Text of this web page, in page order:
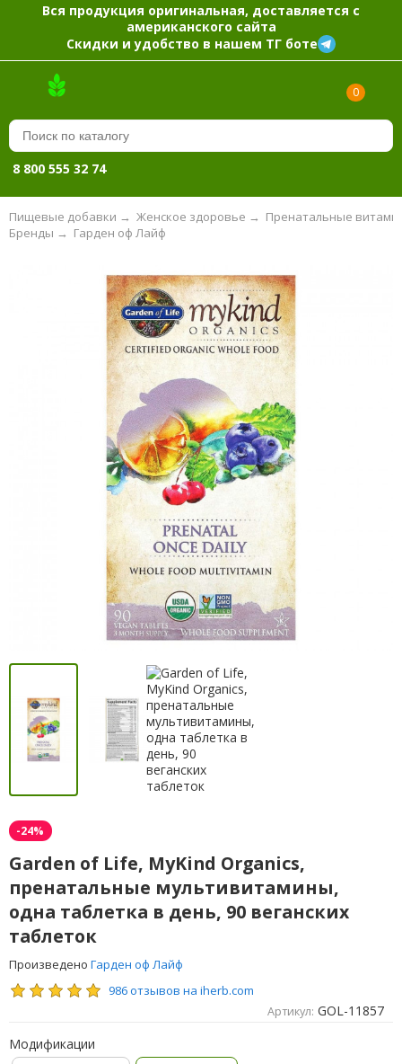
Вся продукция оригинальная, доставляется с
американского сайта
Скидки и удобство в нашем ТГ боте
0
8 800 555 32 74
Пищевые добавки → Женское здоровье → Пренатальные
Гарден оф Лайф
Бренды →
-24%
Garden of Life, MyKind Organics,
пренатальные мультивитамины,
одна таблетка в день, 90 веганских
таблеток
Произведено Гарден оф Лайф
986 отзывов на iherb.com
Артикул: GOL-11857
Модификации